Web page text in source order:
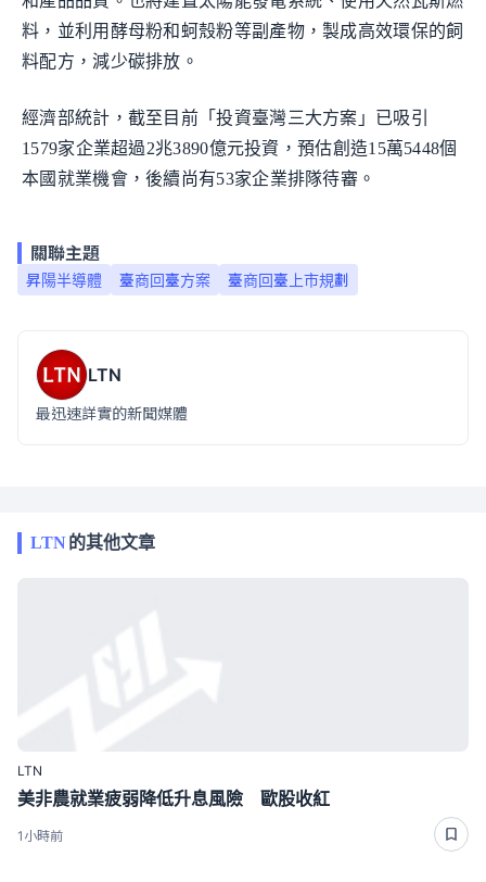
料，並利用酵母粉和蚵殼粉等副產物，製成高效環保的飼
料配方，減少碳排放。
經濟部統計，截至目前「投資臺灣三大方案」已吸引
1579家企業超過2兆3890億元投資，預估創造15萬5448個
本國就業機會，後續尚有53家企業排隊待審。
關聯主題
昇陽半導體 臺商回臺方案 臺商回臺上市規劃
LTN
最迅速詳實的新聞媒體
LTN的其他文章
LTN
美非農就業疲弱降低升息風險 歐股收紅
1小時前